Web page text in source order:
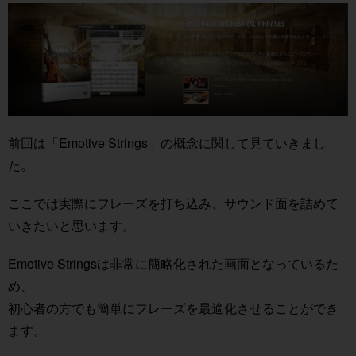
前回は「Emotive Strings」の概念に関して見ていきまし
た。
ここでは実際にフレーズを打ち込み、サウンド面を詰めて
いきたいと思います。
Emotive Stringsは非常に簡略化された画面となっているた
め、
初心者の方でも簡単にフレーズを最適化させることができ
ます。